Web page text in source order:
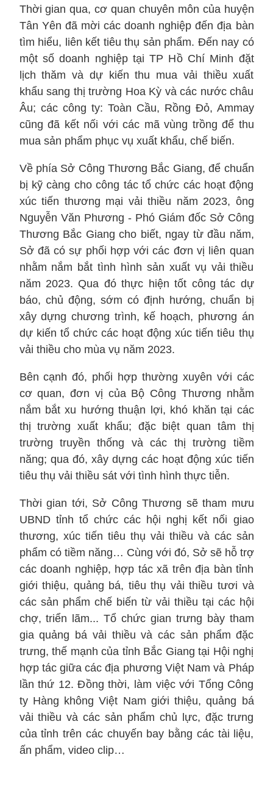
Thời gian qua, cơ quan chuyên môn của huyện
Tân Yên đã mời các doanh nghiệp đến địa bàn
tìm hiểu, liên kết tiêu thụ sản phẩm. Đến nay có
một số doanh nghiệp tại TP Hồ Chí Minh đặt
lịch thăm và dự kiến thu mua vải thiều xuất
khẩu sang thị trường Hoa Kỳ và các nước châu
Âu; các công ty: Toàn Cầu, Rồng Đỏ, Ammay
cũng đã kết nối với các mã vùng trồng để thu
mua sản phẩm phục vụ xuất khẩu, chế biến.
Về phía Sở Công Thương Bắc Giang, để chuẩn
bị kỹ càng cho công tác tổ chức các hoạt động
xúc tiến thương mại vải thiều năm 2023, ông
Nguyễn Văn Phương - Phó Giám đốc Sở Công
Thương Bắc Giang cho biết, ngay từ đầu năm,
Sở đã có sự phối hợp với các đơn vị liên quan
nhằm nắm bắt tình hình sản xuất vụ vải thiều
năm 2023. Qua đó thực hiện tốt công tác dự
báo, chủ động, sớm có định hướng, chuẩn bị
xây dựng chương trình, kế hoạch, phương án
dự kiến tổ chức các hoạt động xúc tiến tiêu thụ
vải thiều cho mùa vụ năm 2023.
Bên cạnh đó, phối hợp thường xuyên với các
cơ quan, đơn vị của Bộ Công Thương nhằm
nắm bắt xu hướng thuận lợi, khó khăn tại các
thị trường xuất khẩu; đặc biệt quan tâm thị
trường truyền thống và các thị trường tiềm
năng; qua đó, xây dựng các hoạt động xúc tiến
tiêu thụ vải thiều sát với tình hình thực tiễn.
Thời gian tới, Sở Công Thương sẽ tham mưu
UBND tỉnh tổ chức các hội nghị kết nối giao
thương, xúc tiến tiêu thụ vải thiều và các sản
phẩm có tiềm năng… Cùng với đó, Sở sẽ hỗ trợ
các doanh nghiệp, hợp tác xã trên địa bàn tỉnh
giới thiệu, quảng bá, tiêu thụ vải thiều tươi và
các sản phẩm chế biến từ vải thiều tại các hội
chợ, triển lãm... Tổ chức gian trưng bày tham
gia quảng bá vải thiều và các sản phẩm đặc
trưng, thế mạnh của tỉnh Bắc Giang tại Hội nghị
hợp tác giữa các địa phương Việt Nam và Pháp
lần thứ 12. Đồng thời, làm việc với Tổng Công
ty Hàng không Việt Nam giới thiệu, quảng bá
vải thiều và các sản phẩm chủ lực, đặc trưng
của tỉnh trên các chuyến bay bằng các tài liệu,
ấn phẩm, video clip…